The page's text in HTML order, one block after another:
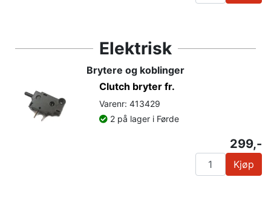
Elektrisk
Brytere og koblinger
Clutch bryter fr.
Varenr: 413429
2 på lager i Førde
299,-
Kjøp